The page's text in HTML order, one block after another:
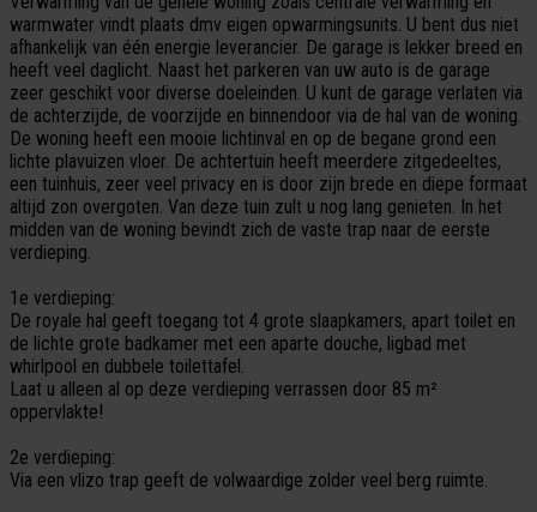
warmwater vindt plaats dmv eigen opwarmingsunits. U bent dus niet
afhankelijk van één energie leverancier. De garage is lekker breed en
heeft veel daglicht. Naast het parkeren van uw auto is de garage
zeer geschikt voor diverse doeleinden. U kunt de garage verlaten via
de achterzijde, de voorzijde en binnendoor via de hal van de woning.
De woning heeft een mooie lichtinval en op de begane grond een
lichte plavuizen vloer. De achtertuin heeft meerdere zitgedeeltes,
een tuinhuis, zeer veel privacy en is door zijn brede en diepe formaat
altijd zon overgoten. Van deze tuin zult u nog lang genieten. In het
midden van de woning bevindt zich de vaste trap naar de eerste
verdieping.
1e verdieping:
De royale hal geeft toegang tot 4 grote slaapkamers, apart toilet en
de lichte grote badkamer met een aparte douche, ligbad met
whirlpool en dubbele toilettafel.
Laat u alleen al op deze verdieping verrassen door 85 m²
oppervlakte!
2e verdieping:
Via een vlizo trap geeft de volwaardige zolder veel berg ruimte.